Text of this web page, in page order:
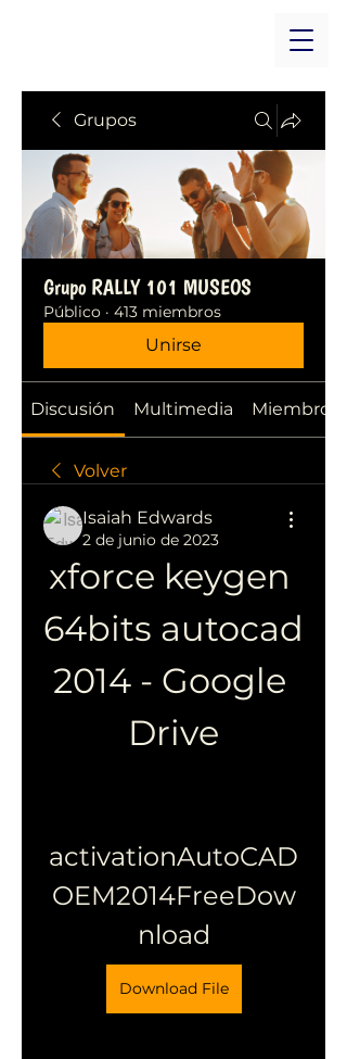
Grupos
Grupo RALLY 101 MUSEOS
Público · 413 miembros
Unirse
Discusión Multimedia Miembros
Volver
Isaiah Edwards
2 de junio de 2023
xforce keygen
64bits autocad
2014 - Google
Drive
activationAutoCAD
OEM2014FreeDow
nload
Download File